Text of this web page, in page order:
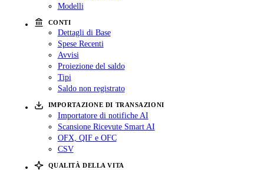
Modelli
CONTI
Dettagli di Base
Spese Recenti
Avvisi
Proiezione del saldo
Tipi
Saldo non registrato
IMPORTAZIONE DI TRANSAZIONI
Importatore di notifiche AI
Scansione Ricevute Smart AI
OFX, QIF e OFC
CSV
QUALITÀ DELLA VITA